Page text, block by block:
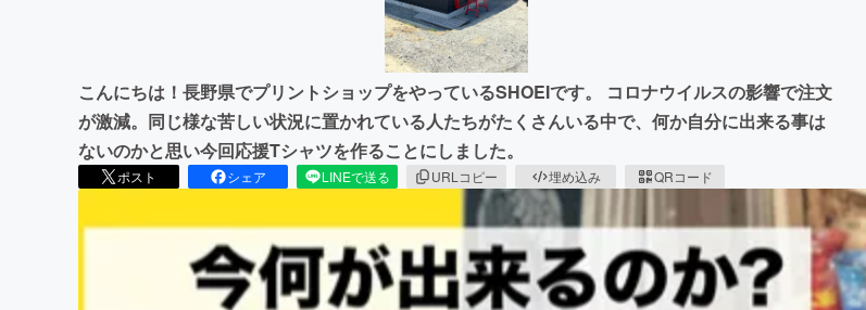
こんにちは！長野県でプリントショップをやっているSHOEIです。 コロナウイルスの影響で注文
が激減。同じ様な苦しい状況に置かれている人たちがたくさんいる中で、何か自分に出来る事は
ないのかと思い今回応援Tシャツを作ることにしました。
ポスト シェア LINEで送る URLコピー 埋め込み QRコード